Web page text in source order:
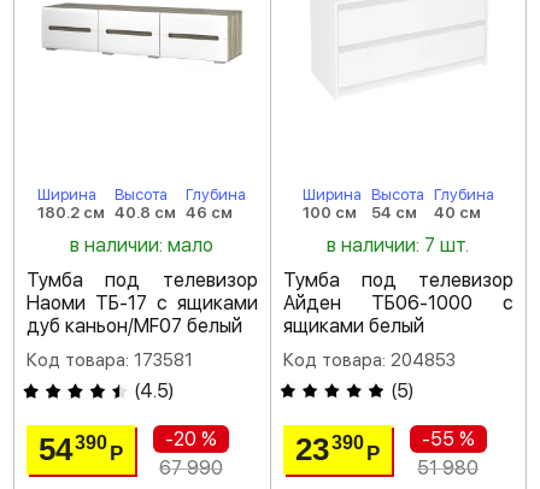
Ширина
180.2 см
Высота
40.8 см
Глубина
46 см
в наличии: мало
Тумба под телевизор
Наоми ТБ-17 с ящиками
дуб каньон/MF07 белый
Код товара: 173581
(4.5)
54390Р
-20 %
67 990
Ширина
100 см
Высота
54 см
Глубина
40 см
в наличии: 7 шт.
Тумба под телевизор
Айден ТБ06-1000 с
ящиками белый
Код товара: 204853
(5)
23390 Р
-55 %
51 980